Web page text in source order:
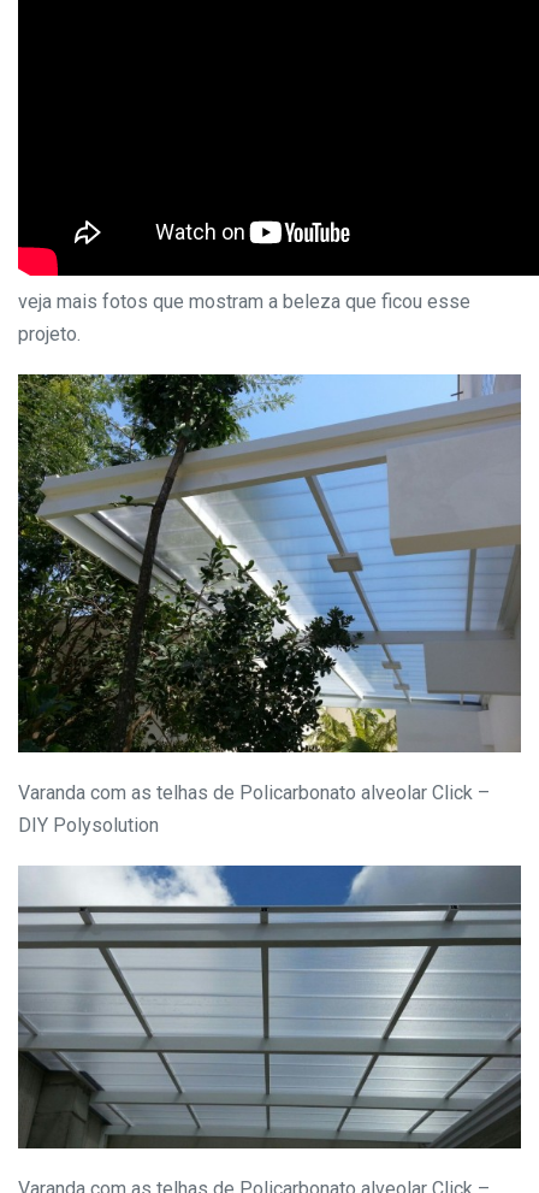
veja mais fotos que mostram a beleza que ficou esse
projeto.
Varanda com as telhas de Policarbonato alveolar Click –
DIY Polysolution